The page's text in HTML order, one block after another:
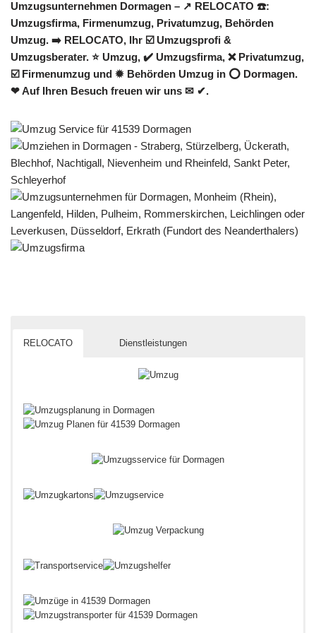
Umzugsunternehmen Dormagen – ↗️ RELOCATO ☎️:
Umzugsfirma, Firmenumzug, Privatumzug, Behörden
Umzug. ➡️ RELOCATO, Ihr ☑️ Umzugsprofi &
Umzugsberater. ⭐ Umzug, ✔️ Umzugsfirma, ❌ Privatumzug,
☑️ Firmenumzug und ✹ Behörden Umzug in ⭕ Dormagen.
❤ Auf Ihren Besuch freuen wir uns ✉ ✔.
RELOCATO Dienstleistungen